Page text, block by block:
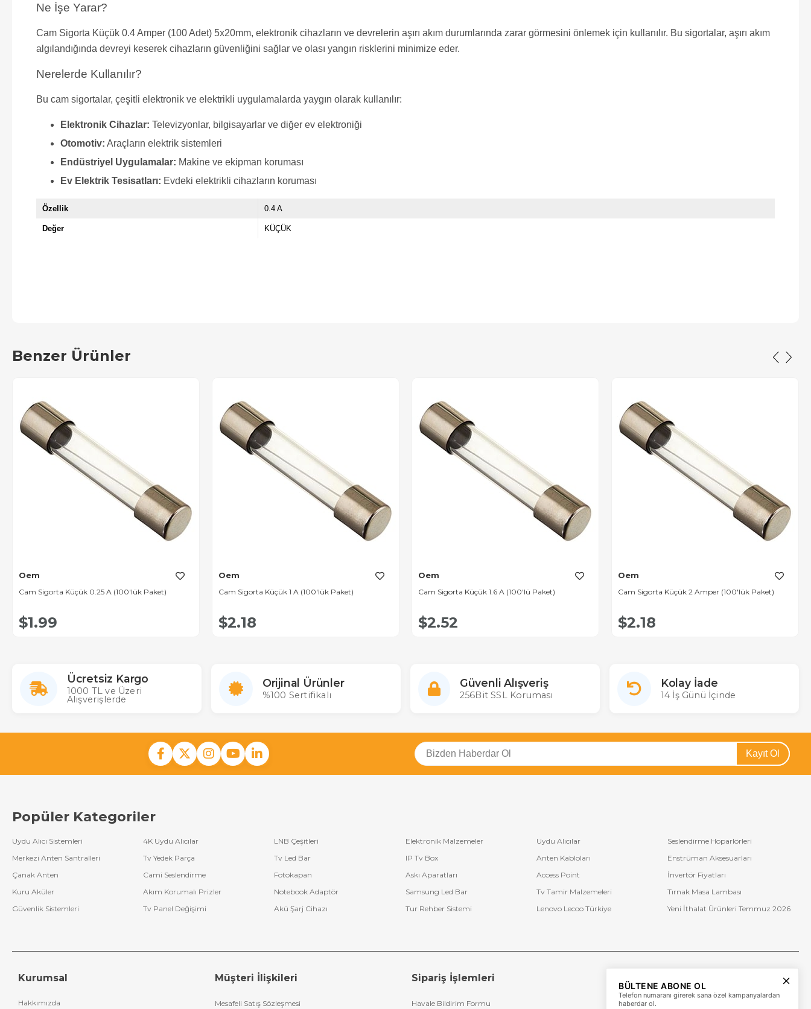
Ne İşe Yarar?
Cam Sigorta Küçük 0.4 Amper (100 Adet) 5x20mm, elektronik cihazların ve devrelerin aşırı akım durumlarında zarar görmesini önlemek için kullanılır. Bu sigortalar, aşırı akım
algılandığında devreyi keserek cihazların güvenliğini sağlar ve olası yangın risklerini minimize eder.
Nerelerde Kullanılır?
Bu cam sigortalar, çeşitli elektronik ve elektrikli uygulamalarda yaygın olarak kullanılır:
Elektronik Cihazlar: Televizyonlar, bilgisayarlar ve diğer ev elektroniği
Otomotiv: Araçların elektrik sistemleri
Endüstriyel Uygulamalar: Makine ve ekipman koruması
Ev Elektrik Tesisatları: Evdeki elektrikli cihazların koruması
Özellik 0.4 A
Değer KÜÇÜK
Benzer Ürünler
Oem
Cam Sigorta Küçük 0.25 A (100'lük Paket)
$1.99
Oem
Cam Sigorta Küçük 1 A (100'lük Paket)
$2.18
Oem
Cam Sigorta Küçük 1.6 A (100'lü Paket)
$2.52
Oem
Cam Sigorta Küçük 2 Amper (100'lük Paket)
$2.18
Ücretsiz Kargo
1000 TL ve Üzeri
Alışverişlerde
Orijinal Ürünler
%100 Sertifikalı
Güvenli Alışveriş
256Bit SSL Koruması
Kolay İade
14 İş Günü İçinde
Kayıt Ol
Popüler Kategoriler
Uydu Alıcı Sistemleri 4K Uydu Alıcılar LNB Çeşitleri Elektronik Malzemeler Uydu Alıcılar
Seslendirme Hoparlörleri
Merkezi Anten Santralleri
Tv Yedek Parça Tv Led Bar IP Tv Box Anten Kabloları
Enstrüman Aksesuarları
Çanak Anten
Cami Seslendirme Fotokapan Askı Aparatları Access Point
İnvertör Fiyatları
Kuru Aküler
Akım Korumalı Prizler Notebook Adaptör Samsung Led Bar Tv Tamir Malzemeleri
Tırnak Masa Lambası
Güvenlik Sistemleri
Tv Panel Değişimi Akü Şarj Cihazı Tur Rehber Sistemi Lenovo Lecoo Türkiye Yeni İthalat Ürünleri Temmuz 2026
Kurumsal
Hakkımızda
Müşteri İlişkileri
Mesafeli Satış Sözleşmesi
Sipariş İşlemleri
Havale Bildirim Formu
+90 (850) 473 08 08
BÜLTENE ABONE OL
Telefon numaranı girerek sana özel kampanyalardan
haberdar ol.